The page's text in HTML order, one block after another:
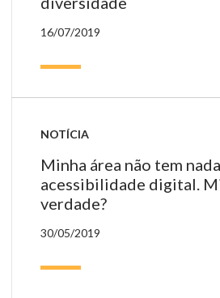
16/07/2019
NOTÍCIA
Minha área não tem
acessibilidade digital.
verdade?
30/05/2019